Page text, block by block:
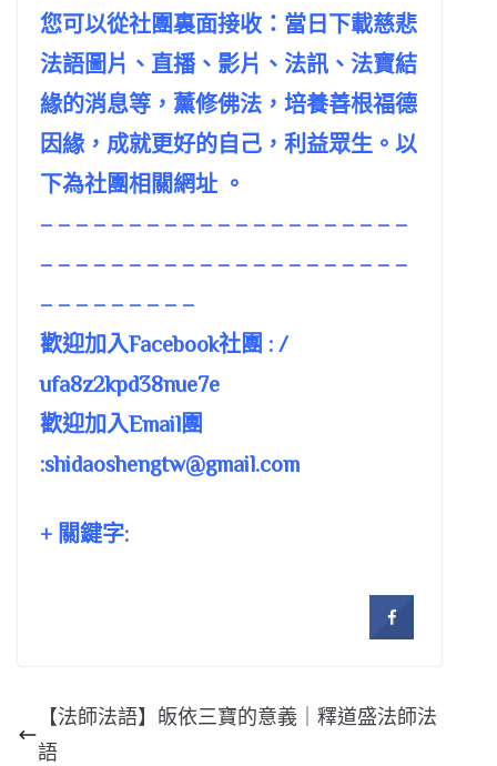
您可以從社團裏面接收：當日下載慈悲
法語圖片、直播、影片、法訊、法寶結
緣的消息等，薰修佛法，培養善根福德
因緣，成就更好的自己，利益眾生。以
下為社團相關網址 。
– – – – – – – – – – – – – – – – – – – – –
– – – – – – – – – – – – – – – – – – – – –
– – – – – – – – –
歡迎加入Facebook社團 : /
ufa8z2kpd38nue7e
歡迎加入Email團
:shidaoshengtw@gmail.com
+ 關鍵字:
【法師法語】皈依三寶的意義｜釋道盛法師法
語